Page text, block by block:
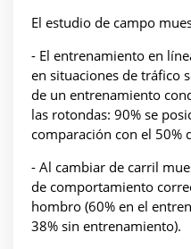
El estudio de campo
- El entrenamiento en
en situaciones de tráfico
de un entrenamiento
las rotondas: 90% se
comparación con el 50%
- Al cambiar de carril
de comportamiento
hombro (60% en el
38% sin entrenamiento).